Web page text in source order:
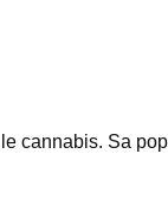
cannabis. Sa